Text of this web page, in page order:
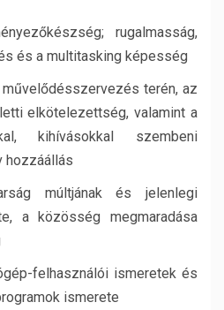
rugalmasság,
és a multitasking képesség
terén, az
elkötelezettség, valamint a
kihívásokkal szembeni
hozzáállás
múltjának és jelenlegi
a közösség megmaradása
felhasználói ismeretek és
ismerete